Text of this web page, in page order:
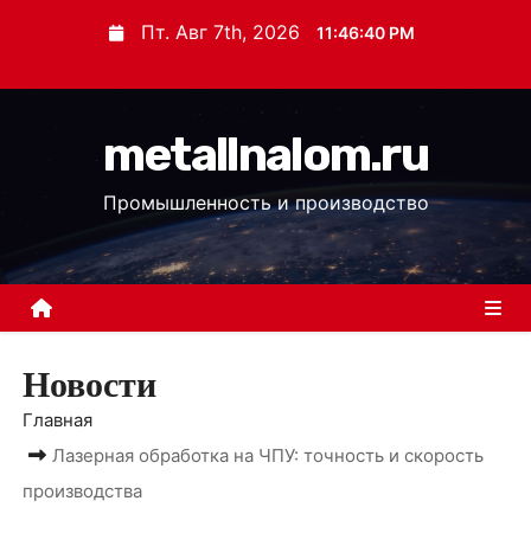
с
Пт. Авг 7th, 2026 11:46:41 PM
metallnalom.ru
Промышленность и производство
Новости
Главная
Лазерная обработка на ЧПУ: точность и скорость
производства